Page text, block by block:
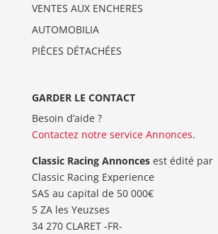
VENTES AUX ENCHERES
AUTOMOBILIA
PIÈCES DÉTACHÉES
GARDER LE CONTACT
Besoin d’aide ?
Contactez notre service Annonces.
Classic Racing Annoncesest édité par
Classic Racing Experience
SAS au capital de 50 000€
5 ZA les Yeuzses
34 270 CLARET -FR-